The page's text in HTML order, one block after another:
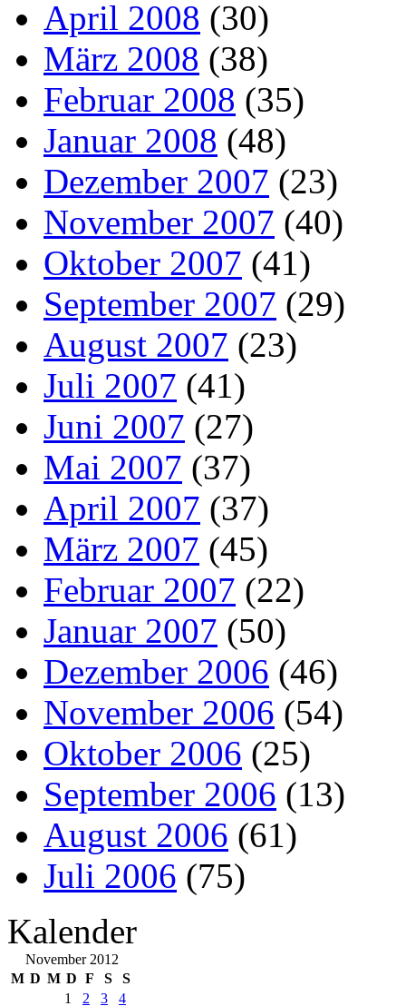
April 2008 (30)
März 2008 (38)
Februar 2008 (35)
Januar 2008 (48)
Dezember 2007 (23)
November 2007 (40)
Oktober 2007 (41)
September 2007 (29)
August 2007 (23)
Juli 2007 (41)
Juni 2007 (27)
Mai 2007 (37)
April 2007 (37)
März 2007 (45)
Februar 2007 (22)
Januar 2007 (50)
Dezember 2006 (46)
November 2006 (54)
Oktober 2006 (25)
September 2006 (13)
August 2006 (61)
Juli 2006 (75)
Kalender
November 2012
M D M D F S
S
1
2 3
4